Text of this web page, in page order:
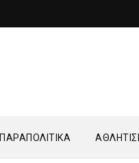
ΠΑΡΑΠΟΛΙΤΙΚΑ